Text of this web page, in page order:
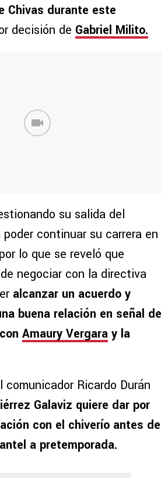
Chivas durante este
decisión de Gabriel Milito.
su salida del
poder continuar su carrera en
lo que se reveló que
negociar con la directiva
alcanzar un acuerdo y
buena relación en señal de
Amaury Vergara y la
comunicador Ricardo Durán
Galaviz quiere dar por
con el chiverío antes de
a pretemporada.